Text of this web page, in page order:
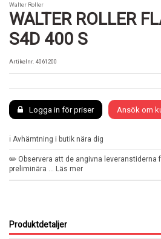
Walter Roller
WALTER ROLLER
S4D 400 S
Artikelnr. 4061200
Logga in för priser Ansök om
ℹ️ Avhämtning i butik nära dig
✏️ Observera att de angivna leveranstiderna
preliminära ... Läs mer
Produktdetaljer